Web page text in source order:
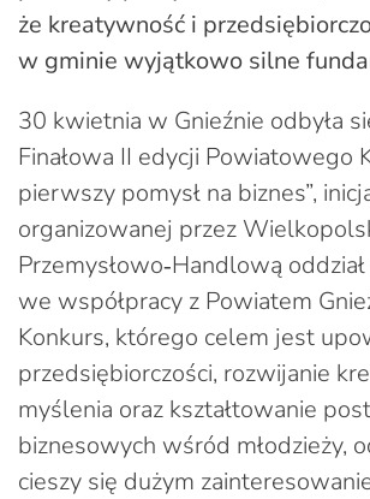
że kreatywność i
w gminie wyjątkowo silne
30 kwietnia w Gnieźnie odbyła
Finałowa II edycji Powiatowego
pierwszy pomysł na biznes”,
organizowanej przez
Przemysłowo‑Handlową
we współpracy z Powiatem
Konkurs, którego celem jest
przedsiębiorczości, rozwijanie
myślenia oraz kształtowanie
biznesowych wśród młodzieży,
cieszy się dużym